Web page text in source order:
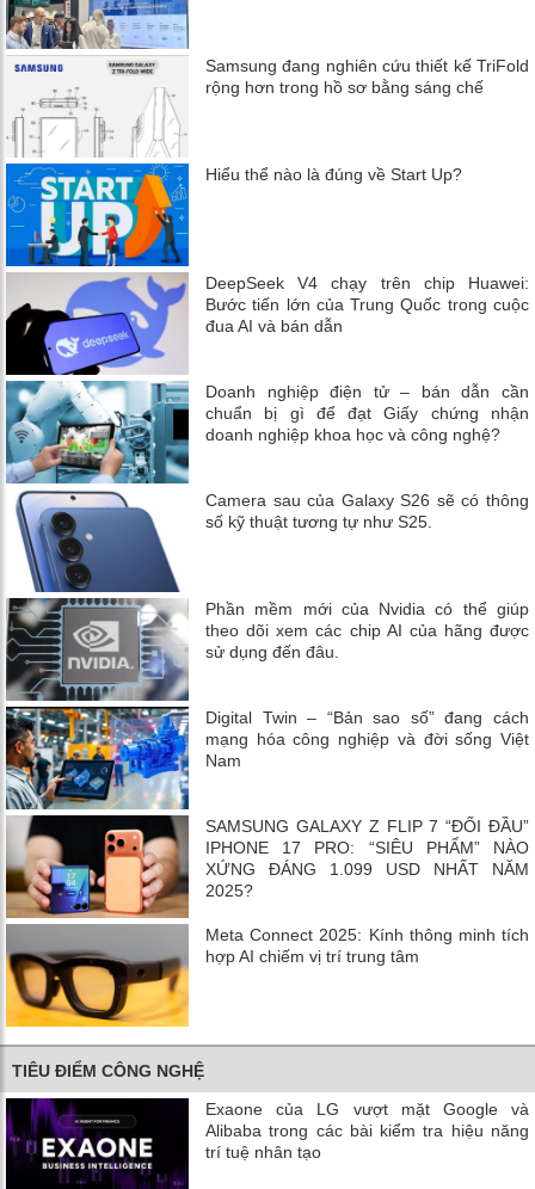
Samsung đang nghiên cứu thiết kế TriFold
rộng hơn trong hồ sơ bằng sáng chế
Hiểu thể nào là đúng về Start Up?
DeepSeek V4 chạy trên chip Huawei:
Bước tiến lớn của Trung Quốc trong cuộc
đua AI và bán dẫn
Doanh nghiệp điện tử – bán dẫn cần
chuẩn bị gì để đạt Giấy chứng nhận
doanh nghiệp khoa học và công nghệ?
Camera sau của Galaxy S26 sẽ có thông
số kỹ thuật tương tự như S25.
Phần mềm mới của Nvidia có thể giúp
theo dõi xem các chip AI của hãng được
sử dụng đến đâu.
Digital Twin – “Bản sao số” đang cách
mạng hóa công nghiệp và đời sống Việt
Nam
SAMSUNG GALAXY Z FLIP 7 “ĐỐI ĐẦU”
IPHONE 17 PRO: “SIÊU PHẨM” NÀO
XỨNG ĐÁNG 1.099 USD NHẤT NĂM
2025?
Meta Connect 2025: Kính thông minh tích
hợp AI chiếm vị trí trung tâm
TIÊU ĐIỂM CÔNG NGHỆ
Exaone của LG vượt mặt Google và
Alibaba trong các bài kiểm tra hiệu năng
trí tuệ nhân tạo